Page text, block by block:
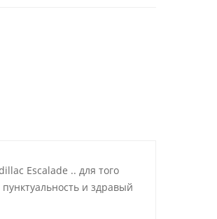
Escalade .. для того
и здравый